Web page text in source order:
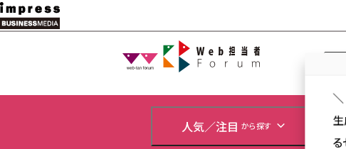
メ
イ
Web担当者
人気／注目 から探す